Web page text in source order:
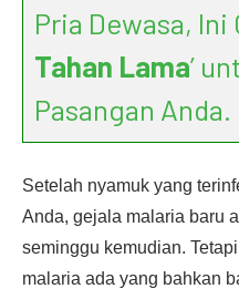
Pria Dewasa, Ini
Tahan Lama’
Pasangan Anda.
Setelah nyamuk yang
Anda, gejala malaria baru
seminggu kemudian.
malaria ada yang bahkan